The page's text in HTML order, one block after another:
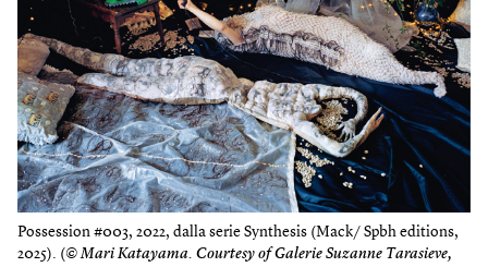
Possession #003, 2022, dalla serie Synthesis (Mack/ Spbh editions,
2025). (© Mari Katayama. Courtesy of Galerie Suzanne Tarasieve,